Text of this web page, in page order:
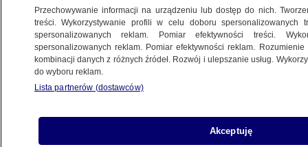
27.03.2023, 05:25
Udostępnij
Stany Zjednoczone są głęboko zaniepokojone
znalezienia kompromisu - przekazała w niedzielę
Przechowywanie informacji na urządzeniu lub dostęp do nich.
treści. Wykorzystywanie profili w celu doboru spersonalizowanych
spersonalizowanych reklam. Pomiar efektywności treści.
spersonalizowanych reklam. Pomiar efektywności reklam.
kombinacji danych z różnych źródeł. Rozwój i ulepszanie usług.
do wyboru reklam.
Lista partnerów (dostawców)
Akceptuję